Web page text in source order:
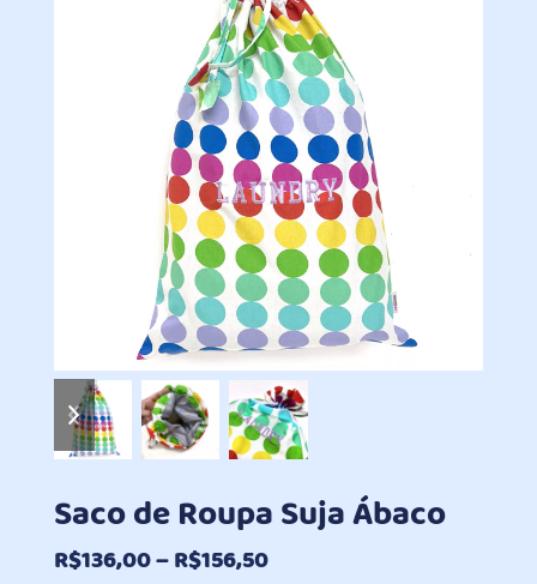
previous
slide
next
slide
Saco de Roupa Suja Ábaco
R$136,00–R$156,50Faixa